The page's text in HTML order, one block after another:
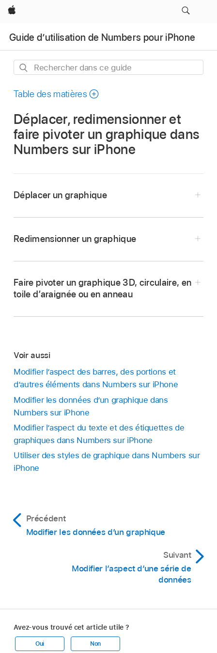
Apple
Guide d’utilisation de Numbers pour iPhone
Rechercher
ce
Table des matières
Déplacer, redimensionner et
faire pivoter un graphique dans
Numbers sur iPhone
Déplacer un graphique
faites pas glisser les points bleus sur la
d’alignement jaunes vous aident à positionner
le graphique par rapport aux autres objets de la
Redimensionner un graphique
graphique.
Faire pivoter un graphique 3D, circulaire, en
toile d’araignée ou en anneau
Accédez à l’app Numbers
sur votre iPhone.
Dans une feuille de calcul, effectuez l’une des
opérations suivantes :
Faire pivoter un graphique 3D :Touchez le
d’araignée :
,
touchez Graphique, touchez « Angle de
rotation », puis faites glisser la roue, ou
touchez l’angle et saisissez une valeur en
degrés afin de spécifier l’angle de rotation
Voir aussi
Modifier l’aspect des barres, des portions et
d’autres éléments dans Numbers sur iPhone
Modifier les données d’un graphique dans
Numbers sur iPhone
Modifier l’aspect du texte et des étiquettes de
graphiques dans Numbers sur iPhone
Utiliser des styles de graphique dans Numbers sur
iPhone
Précédent
Modifier les données d’un graphique
Suivant
Modifier l’aspect d’une série de
données
Avez-vous trouvé cet article utile ?
Oui Non